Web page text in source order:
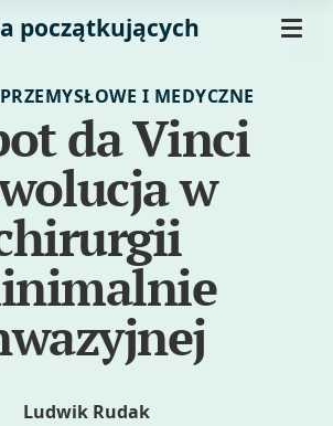
początkujących
I MEDYCZNE
da Vinci
w
Ludwik Rudak